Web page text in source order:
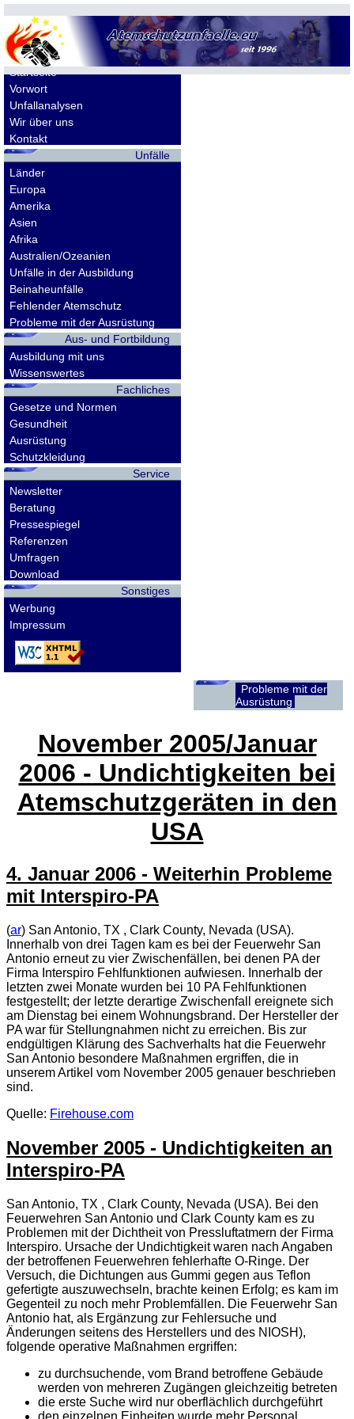
Allgemeines
Startseite
Vorwort
Unfallanalysen
Wir über uns
Kontakt
Unfälle
Länder
Europa
Amerika
Asien
Afrika
Australien/Ozeanien
Unfälle in der Ausbildung
Beinaheunfälle
Fehlender Atemschutz
Probleme mit der Ausrüstung
Aus- und Fortbildung
Ausbildung mit uns
Wissenswertes
Fachliches
Gesetze und Normen
Gesundheit
Ausrüstung
Schutzkleidung
Service
Newsletter
Beratung
Pressespiegel
Referenzen
Umfragen
Download
Sonstiges
Werbung
Impressum
Probleme mit der
Ausrüstung
November 2005/Januar
2006 - Undichtigkeiten bei
Atemschutzgeräten in den
USA
4. Januar 2006 - Weiterhin Probleme
mit Interspiro-PA
(ar) San Antonio, TX , Clark County, Nevada (USA).
Innerhalb von drei Tagen kam es bei der Feuerwehr San
Antonio erneut zu vier Zwischenfällen, bei denen PAder
Firma Interspiro Fehlfunktionen aufwiesen. Innerhalb der
letzten zwei Monate wurden bei 10 PAFehlfunktionen
festgestellt; der letzte derartige Zwischenfall ereignete sich
am Dienstag bei einem Wohnungsbrand. Der Hersteller der
PAwar für Stellungnahmen nicht zu erreichen. Bis zur
endgültigen Klärung des Sachverhalts hat die Feuerwehr
San Antonio besondere Maßnahmen ergriffen, die in
unserem Artikel vom November 2005 genauer beschrieben
sind.
Quelle: Firehouse.com
November 2005 - Undichtigkeiten an
Interspiro-PA
San Antonio, TX , Clark County, Nevada (USA). Bei den
Feuerwehren San Antonio und Clark County kam es zu
Problemen mit der Dichtheit von Pressluftatmern der Firma
Interspiro. Ursache der Undichtigkeit waren nach Angaben
der betroffenen Feuerwehren fehlerhafte O-Ringe. Der
Versuch, die Dichtungen aus Gummi gegen aus Teflon
gefertigte auszuwechseln, brachte keinen Erfolg; es kam im
Gegenteil zu noch mehr Problemfällen. Die Feuerwehr San
Antonio hat, als Ergänzung zur Fehlersuche und
Änderungen seitens des Herstellers und des NIOSH),
folgende operative Maßnahmen ergriffen:
zu durchsuchende, vom Brand betroffene Gebäude
werden von mehreren Zugängen gleichzeitig betreten
die erste Suche wird nur oberflächlich durchgeführt
den einzelnen Einheiten wurde mehr Personal